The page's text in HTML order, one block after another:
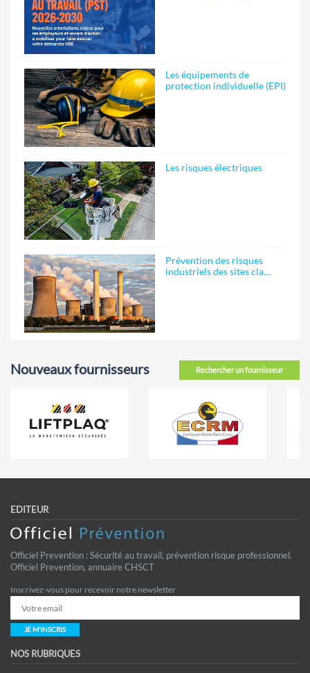
Les équipements de
protection individuelle (EPI)
Les risques électriques
Prévention des risques
industriels des sites cla…
Rechercher un fournisseur
Nouveaux fournisseurs
EDITEUR
Officiel Prevention : Sécurité au travail, prévention risque professionnel.
Officiel Prevention, annuaire CHSCT
Inscrivez-vous pour recevoir notre newsletter
JE M'INSCRIS
NOS RUBRIQUES